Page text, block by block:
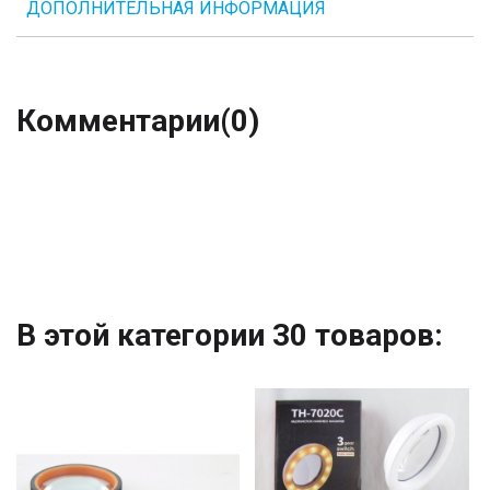
ДОПОЛНИТЕЛЬНАЯ ИНФОРМАЦИЯ
Комментарии(0)
В этой категории 30 товаров: